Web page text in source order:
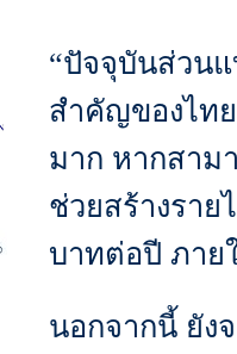
“ปัจจุบันส่วน
สำคัญของไท
มาก หากสาม
ช่วยสร้างราย
บาทต่อปี ภาย
นอกจากนี้ ยัง